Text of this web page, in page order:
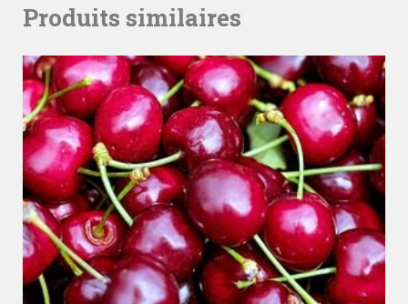
Produits similaires